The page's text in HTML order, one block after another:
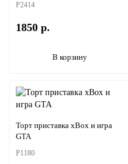
P2414
1850 р.
В корзину
Торт приставка xBox и игра
GTA
P1180